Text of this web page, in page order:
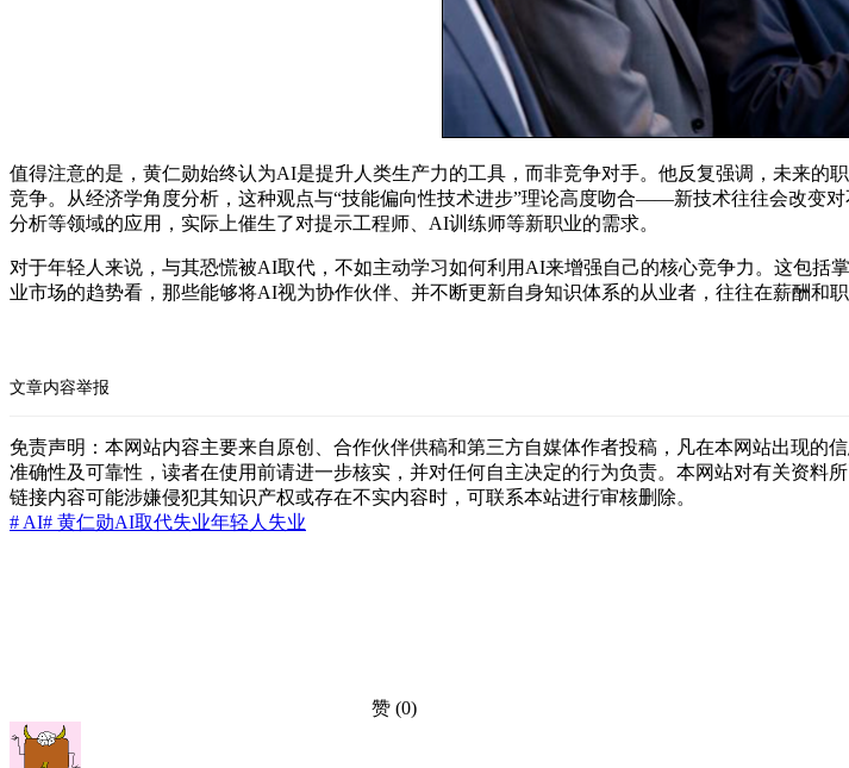
值得注意的是，黄仁勋始终认为AI是提升人类生产力的工具，而非竞争对手。他反复强调，未来
竞争。从经济学角度分析，这种观点与“技能偏向性技术进步”理论高度吻合——新技术往往会改变
分析等领域的应用，实际上催生了对提示工程师、AI训练师等新职业的需求。
对于年轻人来说，与其恐慌被AI取代，不如主动学习如何利用AI来增强自己的核心竞争力。这包
业市场的趋势看，那些能够将AI视为协作伙伴、并不断更新自身知识体系的从业者，往往在薪酬和职
文章内容举报
免责声明：本网站内容主要来自原创、合作伙伴供稿和第三方自媒体作者投稿，凡在本网站出现
准确性及可靠性，读者在使用前请进一步核实，并对任何自主决定的行为负责。本网站对有关资
链接内容可能涉嫌侵犯其知识产权或存在不实内容时，可联系本站进行审核删除。
# AI# 黄仁勋AI取代失业年轻人失业
赞 (0)